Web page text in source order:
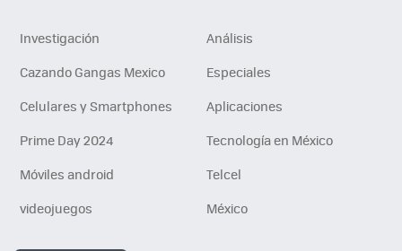
Investigación
Análisis
Cazando Gangas Mexico
Especiales
Celulares y Smartphones
Aplicaciones
Prime Day 2024
Tecnología en México
Móviles android
Telcel
videojuegos
México